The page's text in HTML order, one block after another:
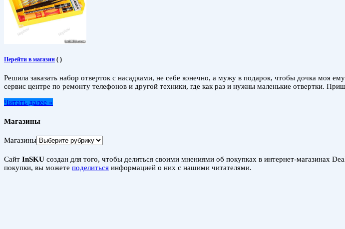
Перейти в магазин ( )
Решила заказать набор отверток с насадками, не себе конечно, а мужу в подарок, чтобы дочка моя
сервис центре по ремонту телефонов и другой техники, где как раз и нужны маленькие отвертки.
Читать далее »
Магазины
Магазины
Сайт InSKU создан для того, чтобы делиться своими мнениями об покупках в интернет-магазинах
покупки, вы можете поделиться информацией о них с нашими читателями.